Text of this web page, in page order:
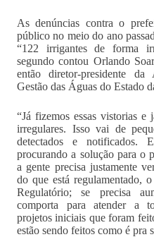
As denúncias contra o
público no meio do ano
“122 irrigantes de forma
segundo contou Orlando
então diretor-presidente
Gestão das Águas do Estado
“Já fizemos essas vistorias e
irregulares. Isso vai de
detectados e notificados.
procurando a solução para o
a gente precisa justamente
do que está regulamentado,
Regulatório; se precisa
comporta para atender a
projetos iniciais que foram
estão sendo feitos como é pra